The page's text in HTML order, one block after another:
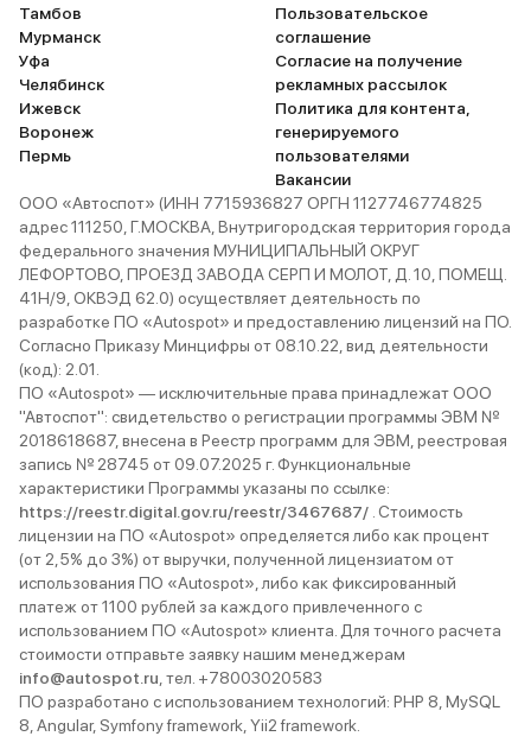
Тамбов
Мурманск
Уфа
Челябинск
Ижевск
Воронеж
Пермь
Пользовательское
соглашение
Согласие на получение
рекламных рассылок
Политика для контента,
генерируемого
пользователями
Вакансии
ООО «Автоспот» (ИНН 7715936827 ОРГН 1127746774825
адрес 111250, Г.МОСКВА, Внутригородская территория города
федерального значения МУНИЦИПАЛЬНЫЙ ОКРУГ
ЛЕФОРТОВО, ПРОЕЗД ЗАВОДА СЕРП И МОЛОТ, Д. 10, ПОМЕЩ.
41Н/9, ОКВЭД 62.0) осуществляет деятельность по
разработке ПО «Autospot» и предоставлению лицензий на ПО.
Согласно Приказу Минцифры от 08.10.22, вид деятельности
(код): 2.01.
ПО «Autospot» — исключительные права принадлежат ООО
"Автоспот": свидетельство о регистрации программы ЭВМ №
2018618687, внесена в Реестр программ для ЭВМ, реестровая
запись № 28745 от 09.07.2025 г. Функциональные
характеристики Программы указаны по ссылке:
https://reestr.digital.gov.ru/reestr/3467687/ . Стоимость
лицензии на ПО «Autospot» определяется либо как процент
(от 2,5% до 3%) от выручки, полученной лицензиатом от
использования ПО «Autospot», либо как фиксированный
платеж от 1100 рублей за каждого привлеченного с
использованием ПО «Autospot» клиента. Для точного расчета
стоимости отправьте заявку нашим менеджерам
info@autospot.ru , тел. +78003020583
ПО разработано с использованием технологий: PHP 8, MySQL
8, Angular, Symfony framework, Yii2 framework.